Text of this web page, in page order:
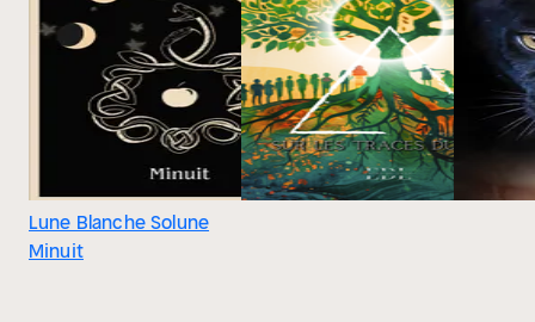
Lune Blanche Solune
Minuit